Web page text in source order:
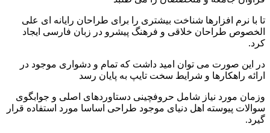
تا با نرم افزارها شناخت بیشتری را برای طراحان رایانه ای علی
الخصوص طراحان خلاقی و فرهنگ پیشرو در زبان فارسی ایجاد
کرد.
در این صورت می توان امید داشت که تمام و دشواری موجود در
ارائه راهکارها و شرایط سخت تایپ به پایان رسد
وزمان مورد نیاز شامل حروفچینی دستاوردهای اصلی و جوابگوی
سوالات پیوسته اهل دنیای موجود طراحی اساسا مورد استفاده قرار
گیرد.